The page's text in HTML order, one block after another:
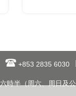
+853 2835 6030
時半（周六、周日及